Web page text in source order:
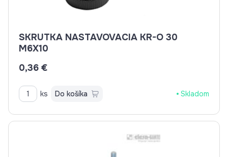
SKRUTKA NASTAVOVACIA KR-O 30
M6X10
0,36 €
ks Do košíka Skladom